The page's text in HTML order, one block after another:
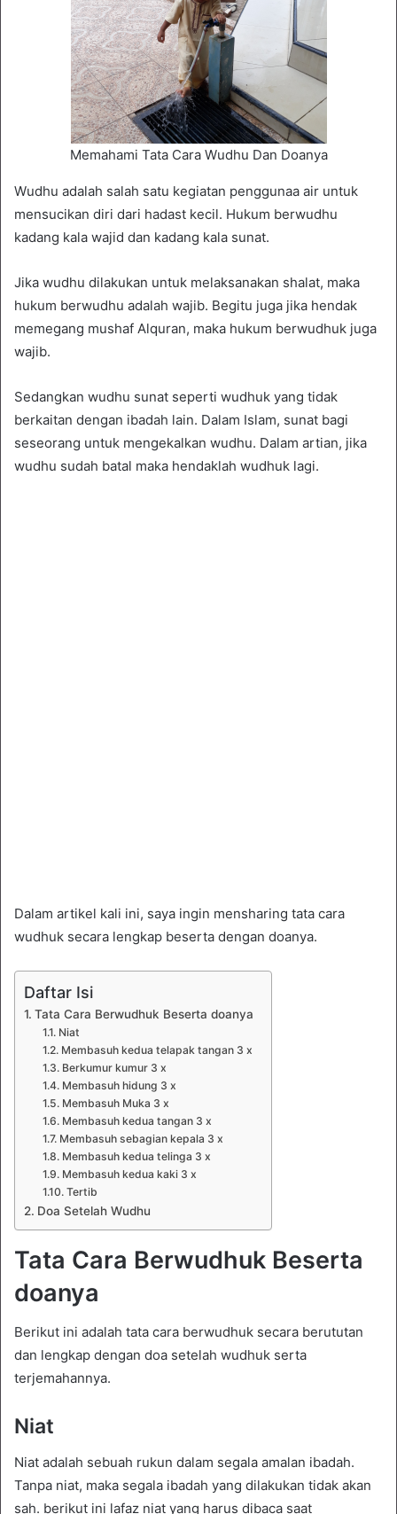
Memahami Tata Cara Wudhu Dan Doanya
Wudhu adalah salah satu kegiatan penggunaa air untuk
mensucikan diri dari hadast kecil. Hukum berwudhu
kadang kala wajid dan kadang kala sunat.
Jika wudhu dilakukan untuk melaksanakan shalat, maka
hukum berwudhu adalah wajib. Begitu juga jika hendak
memegang mushaf Alquran, maka hukum berwudhuk juga
wajib.
Sedangkan wudhu sunat seperti wudhuk yang tidak
berkaitan dengan ibadah lain. Dalam Islam, sunat bagi
seseorang untuk mengekalkan wudhu. Dalam artian, jika
wudhu sudah batal maka hendaklah wudhuk lagi.
Dalam artikel kali ini, saya ingin mensharing tata cara
wudhuk secara lengkap beserta dengan doanya.
Daftar Isi
Tata Cara Berwudhuk Beserta doanya
Niat
Membasuh kedua telapak tangan 3 x
Berkumur kumur 3 x
Membasuh hidung 3 x
Membasuh Muka 3 x
Membasuh kedua tangan 3 x
Membasuh sebagian kepala 3 x
Membasuh kedua telinga 3 x
Membasuh kedua kaki 3 x
Tertib
Doa Setelah Wudhu
Tata Cara Berwudhuk Beserta
doanya
Berikut ini adalah tata cara berwudhuk secara berututan
dan lengkap dengan doa setelah wudhuk serta
terjemahannya.
Niat
Niat adalah sebuah rukun dalam segala amalan ibadah.
Tanpa niat, maka segala ibadah yang dilakukan tidak akan
sah. berikut ini lafaz niat yang harus dibaca saat